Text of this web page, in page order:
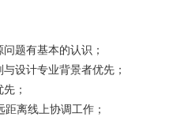
题有基本的认识；
设计专业背景者优先；
；
离线上协调工作；